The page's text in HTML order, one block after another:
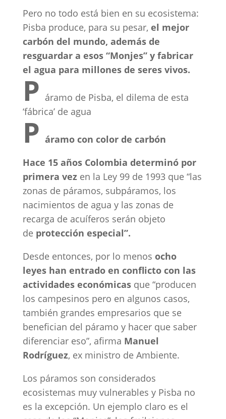
Pero no todo está bien en su ecosistema:
Pisba produce, para su pesar, el mejor
carbón del mundo, además de
resguardar a esos “Monjes” y fabricar
el agua para millones de seres vivos.
P áramo de Pisba, el dilema de esta
‘fábrica’ de agua
P áramo con color de carbón
Hace 15 años Colombia determinó por
primera vezen la Ley 99 de 1993 que “las
zonas de páramos, subpáramos, los
nacimientos de agua y las zonas de
recarga de acuíferos serán objeto
de protección especial”.
Desde entonces, por lo menos ocho
leyes han entrado en conflicto con las
actividades económicas que “producen
los campesinos pero en algunos casos,
también grandes empresarios que se
benefician del páramo y hacer que saber
diferenciar eso”, afirma Manuel
Rodríguez, ex ministro de Ambiente.
Los páramos son considerados
ecosistemas muy vulnerables y Pisba no
es la excepción. Un ejemplo claro es el